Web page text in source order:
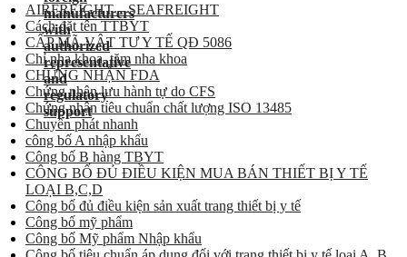
AIRFREIGHT – SEAFREIGHT
Cách đặt tên TTBYT
CẤP MÃ VẬT TƯ Y TẾ QĐ 5086
Chỉ nha khoa, tăm nha khoa
CHỨNG NHẬN FDA
Chứng nhận lưu hành tự do CFS
Chứng nhận tiêu chuẩn chất lượng ISO 13485
Chuyển phát nhanh
công bố A nhập khẩu
Công bố B hàng TBYT
CÔNG BỐ ĐỦ ĐIỀU KIỆN MUA BÁN THIẾT BỊ Y TẾ
LOẠI B,C,D
Công bố đủ điều kiện sản xuất trang thiết bị y tế
Công bố mỹ phẩm
Công bố Mỹ phẩm Nhập khẩu